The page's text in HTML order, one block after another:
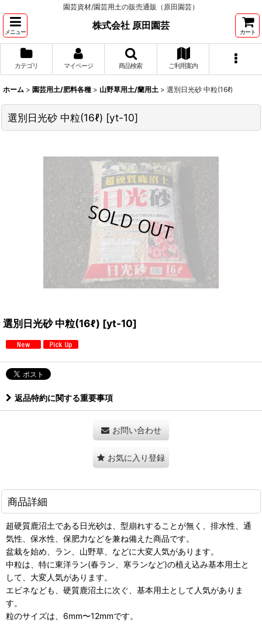
園芸資材/園芸用土の販売通販（原田園芸）
メニュー
株式会社 原田園芸
カート
カテゴリ マイページ 商品検索 ご利用案内
ホーム > 園芸用土/肥料各種 > 山野草用土/蘭用土 > 選別日光砂 中粒(16ℓ)
選別日光砂 中粒(16ℓ) [yt-10]
選別日光砂 中粒(16ℓ) [yt-10]
返品特約に関する重要事項
お問い合わせ
お気に入り登録
商品詳細
超硬質鹿沼土である日光砂は、型崩れすることが無く、排水性、通
気性、保水性、保肥力などを兼ね備えた商品です。
盆栽を始め、ラン、山野草、などに大変人気があります。
中粒は、特に東洋ラン(春ラン、寒ランなど)の植え込み基本用土と
して、大変人気があります。
エビネなども、硬質鹿沼土に次ぐ、基本用土として人気がありま
す。
粒のサイズは、6mm〜12mmです。